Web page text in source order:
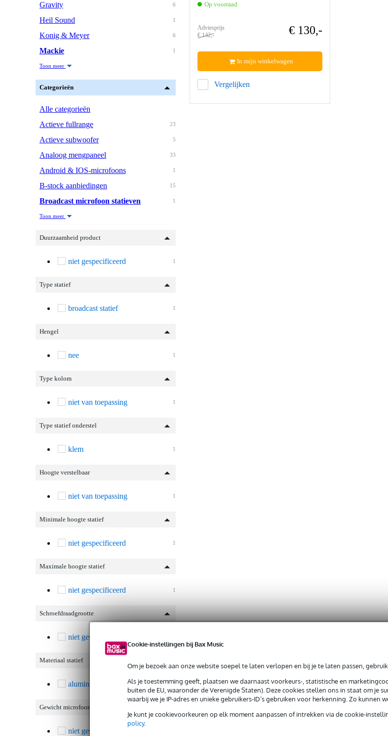
Cookie-instellingen bij Bax Music
Om je bezoek aan onze website soepel te laten verlopen en bij je te laten passen,
Als je toestemming geeft, plaatsen we daarnaast voorkeurs-, statistische en
buiten de EU, waaronder de Verenigde Staten). Deze cookies stellen ons in staat om je
waarbij we je IP-adres en unieke gebruikers-ID’s gebruiken voor herkenning. Zo kunnen
Je kunt je cookievoorkeuren op elk moment aanpassen of intrekken via de cookie-
policy.
6
Gravity
1
Heil Sound
6
Konig & Meyer
1
Mackie
Toon meer
Categorieën
Alle categorieën
23
Actieve fullrange
5
Actieve subwoofer
33
Analoog mengpaneel
1
Android & IOS-microfoons
15
B-stock aanbiedingen
1
Broadcast microfoon statieven
Toon meer
Duurzaamheid product
1
niet gespecificeerd
Type statief
1
broadcast statief
Hengel
1
nee
Type kolom
1
niet van toepassing
Type statief onderstel
1
klem
Hoogte verstelbaar
1
niet van toepassing
Minimale hoogte statief
1
niet gespecificeerd
Maximale hoogte statief
1
niet gespecificeerd
Schroefdraadgrootte
niet gespecificeerd
Materiaal statief
1
aluminium
Gewicht microfoonstatief
niet gespecificeerd
Op voorraad
Adviesprijs
€ 142,-
€ 130,-
Vergelijken
In mijn winkelwagen